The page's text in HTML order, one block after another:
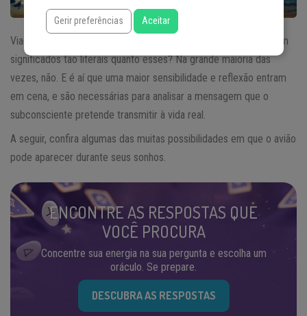
Viagem? Acidente? Saudades? Será que
tem
significados tão literais quanto esses? Na grande maioria das
vezes, não. E é aí que uma maior sensibilidade e reflexão entram
em cena, e são necessárias para analisar a mensagem que o
subconsciente pretende transmitir à vida real.
A seguir, confira algumas das muitas possibilidades em que o avião
pode aparecer durante seus sonhos.
ENCONTRE AS RESPOSTAS QUE
VOCÊ PROCURA
Concentre sua energia na sua pergunta e escolha um
oráculo. Se prepare.
DESCUBRA AS RESPOSTAS
Gerir preferências Aceitar